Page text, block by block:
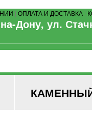
| ОПЛАТА И ДОСТАВКА |
Дону, ул.
КАМЕННЫЙ